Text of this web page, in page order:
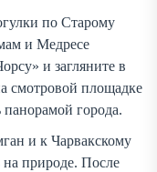
по Старому
и Медресе
и загляните в
смотровой площадке
города.
и к Чарвакскому
природе. После